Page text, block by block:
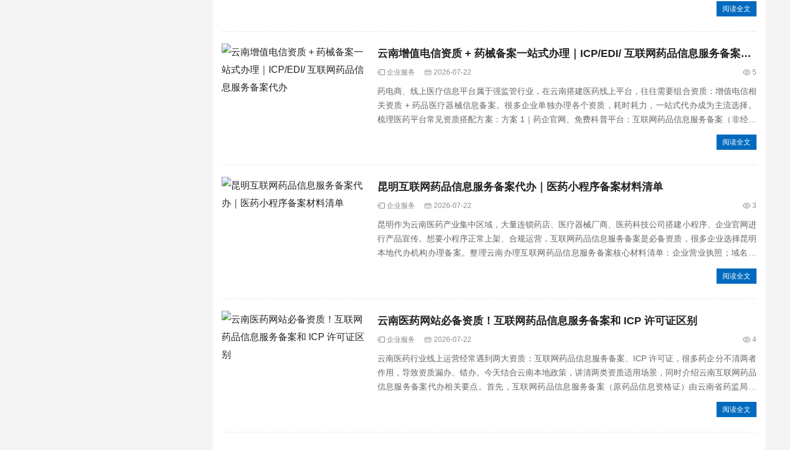
阅读全文
云南增值电信资质 + 药械备案一站式办理｜ICP/EDI/ 互联网药品信息服务备案代办
企业服务 2026-07-22 5
药电商、线上医疗信息平台属于强监管行业，在云南搭建医药线上平台，往往需要组合资质：增值电信相
关资质 + 药品医疗器械信息备案。很多企业单独办理各个资质，耗时耗力，一站式代办成为主流选择。
梳理医药平台常见资质搭配方案：方案 1｜药企官网、免费科普平台：互联网药品信息服务备案（非经营
阅读全文
昆明互联网药品信息服务备案代办｜医药小程序备案材料清单
企业服务 2026-07-22 3
昆明作为云南医药产业集中区域，大量连锁药店、医疗器械厂商、医药科技公司搭建小程序、企业官网进
行产品宣传。想要小程序正常上架、合规运营，互联网药品信息服务备案是必备资质，很多企业选择昆明
本地代办机构办理备案。整理云南办理互联网药品信息服务备案核心材料清单：企业营业执照；域名证
阅读全文
云南医药网站必备资质！互联网药品信息服务备案和 ICP 许可证区别
企业服务 2026-07-22 4
云南医药行业线上运营经常遇到两大资质：互联网药品信息服务备案、ICP 许可证，很多药企分不清两者
作用，导致资质漏办、错办。今天结合云南本地政策，讲清两类资质适用场景，同时介绍云南互联网药品
信息服务备案代办相关要点。首先，互联网药品信息服务备案（原药品信息资格证）由云南省药监局主
阅读全文